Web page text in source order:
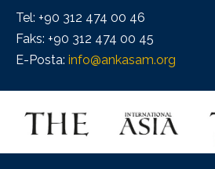
Tel: +90 312 474 00 46
Faks: +90 312 474 00 45
E-Posta: info@ankasam.org